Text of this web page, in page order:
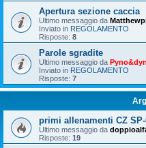
Apertura sezione caccia
Ultimo messaggio da
Inviato in REGOLAMENTO
Risposte: 8
Parole sgradite
Ultimo messaggio da
Inviato in REGOLAMENTO
Risposte: 7
primi allenamenti CZ
Ultimo messaggio da
Risposte: 19